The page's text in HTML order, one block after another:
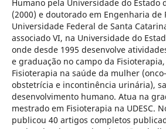
Humano pela Universidade do Estado
(2000) e doutorado em Engenharia de
Universidade Federal de Santa
associado VI, na Universidade do
onde desde 1995 desenvolve
e graduação no campo da
Fisioterapia na saúde da mulher
obstetrícia e incontinência urinária),
desenvolvimento humano. Atua na
mestrado em Fisioterapia na UDESC.
publicou 40 artigos completos